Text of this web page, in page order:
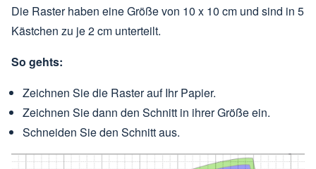
Die Raster haben eine Größe von 10 x 10 cm und sind in 5
Kästchen zu je 2 cm unterteilt.
So gehts:
Zeichnen Sie die Raster auf Ihr Papier.
Zeichnen Sie dann den Schnitt in ihrer Größe ein.
Schneiden Sie den Schnitt aus.